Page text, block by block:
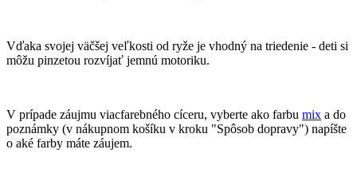
Vďaka svojej väčšej veľkosti od ryže je vhodný na triedenie - deti si
môžu pinzetou rozvíjať jemnú motoriku.
V prípade záujmu viacfarebného cíceru, vyberte ako farbu mix a do
poznámky (v nákupnom košíku v kroku "Spôsob dopravy") napíšte
o aké farby máte záujem.